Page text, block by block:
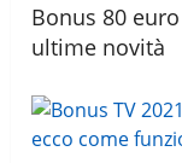
Bonus 80
ultime novità